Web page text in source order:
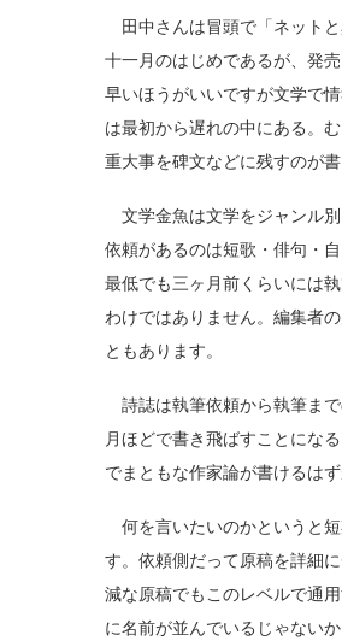
田中さんは冒頭で「ネット
十一月のはじめであるが、発
早いほうがいいですが文学で
は最初から遅れの中にある。
重大事を碑文などに残すのが
文学金魚は文学をジャンル
依頼があるのは短歌・俳句・
最低でも三ヶ月前くらいには
わけではありません。編集者
ともあります。
詩誌は執筆依頼から執筆ま
月ほどで書き飛ばすことにな
でまともな作家論が書けるはず
何を言いたいのかというと
す。依頼側だって原稿を詳細
減な原稿でもこのレベルで通
に名前が並んでいるじゃないか